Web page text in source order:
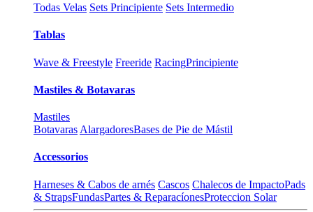
Todas Velas Sets Principiente Sets Intermedio
Tablas
Wave & Freestyle Freeride RacingPrincipiente
Mastiles & Botavaras
Mastiles
Botavaras AlargadoresBases de Pie de Mástil
Accessorios
Harneses & Cabos de arnés Cascos Chalecos de ImpactoPads
& StrapsFundasPartes & ReparacíonesProteccion Solar